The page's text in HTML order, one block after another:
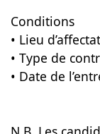
Conditions
• Lieu
• Type de
• Date de